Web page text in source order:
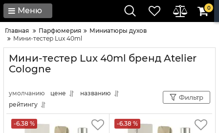
Меню 0
Главная Парфюмерия
Миниатюры духов
Мини-тестер Lux 40ml
Мини-тестер Lux 40ml бренд Atelier
Cologne
умолчанию цене
названию
рейтингу
Фильтр
-6.38 % -6.38 %